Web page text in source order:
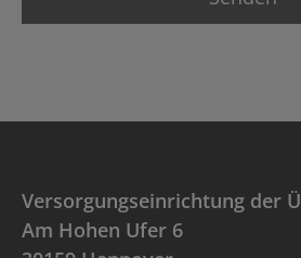
Versorgungseinrichtung der
Am Hohen Ufer 6